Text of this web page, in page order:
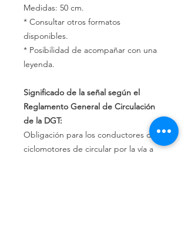
Medidas: 50 cm.
* Consultar otros formatos
disponibles.
* Posibilidad de acompañar con una
leyenda.
Significado de la señal según el
Reglamento General de Circulación
de la DGT:
Obligación para los conductores de
ciclomotores de circular por la vía a